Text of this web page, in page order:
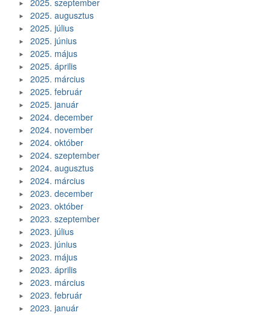
2025. szeptember
2025. augusztus
2025. július
2025. június
2025. május
2025. április
2025. március
2025. február
2025. január
2024. december
2024. november
2024. október
2024. szeptember
2024. augusztus
2024. március
2023. december
2023. október
2023. szeptember
2023. július
2023. június
2023. május
2023. április
2023. március
2023. február
2023. január